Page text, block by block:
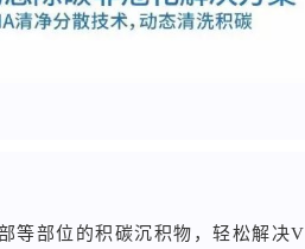
等部位的积碳沉积物，轻松解决V